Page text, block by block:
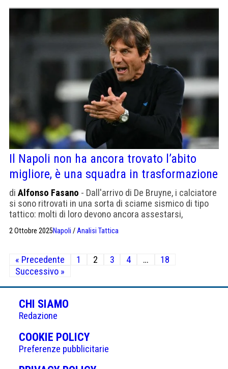
Il Napoli non ha ancora trovato l’abito
migliore, è una squadra in trasformazione
di Alfonso Fasano - Dall'arrivo di De Bruyne, i calciatore
si sono ritrovati in una sorta di sciame sismico di tipo
tattico: molti di loro devono ancora assestarsi,
2 Ottobre 2025Napoli /Analisi Tattica
Paginazione
degli
articoli
« Precedente 1 2 3 4 …
18
Successivo »
CHI SIAMO
Redazione
COOKIE POLICY(APRE
IN
UNA
Preferenze pubblicitarie